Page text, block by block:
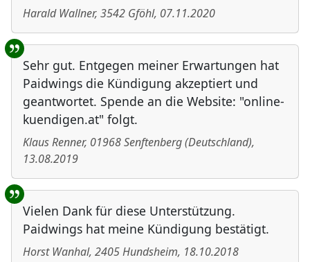
Harald Wallner, 3542 Gföhl, 07.11.2020
Sehr gut. Entgegen meiner Erwartungen hat
Paidwings die Kündigung akzeptiert und
geantwortet. Spende an die Website: "online-
kuendigen.at" folgt.
Klaus Renner, 01968Senftenberg(Deutschland),
13.08.2019
Vielen Dank für diese Unterstützung.
Paidwings hat meine Kündigung bestätigt.
Horst Wanhal, 2405Hundsheim, 18.10.2018